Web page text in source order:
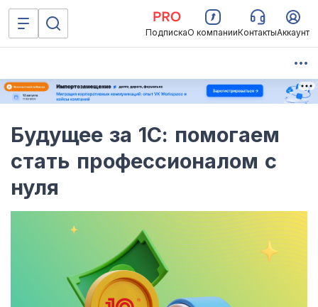
ПодпискаО компанииКонтактыАккаунт
Будущее за 1С: помогаем
стать профессионалом с
нуля